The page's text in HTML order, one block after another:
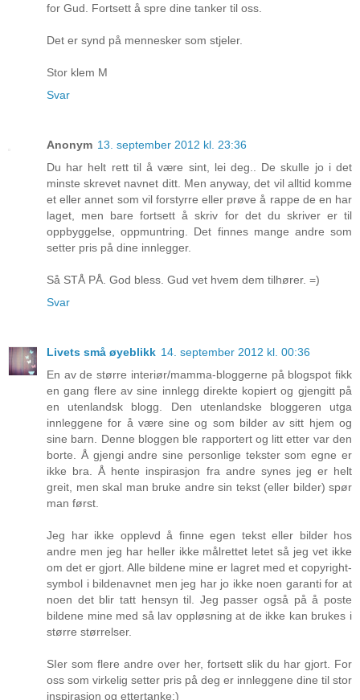
for Gud. Fortsett å spre dine tanker til oss.
Det er synd på mennesker som stjeler.
Stor klem M
Svar
Anonym 13. september 2012 kl. 23:36
Du har helt rett til å være sint, lei deg.. De skulle jo i det
minste skrevet navnet ditt. Men anyway, det vil alltid komme
et eller annet som vil forstyrre eller prøve å rappe de en har
laget, men bare fortsett å skriv for det du skriver er til
oppbyggelse, oppmuntring. Det finnes mange andre som
setter pris på dine innlegger.
Så STÅ PÅ. God bless. Gud vet hvem dem tilhører. =)
Svar
Livets små øyeblikk 14. september 2012 kl. 00:36
En av de større interiør/mamma-bloggerne på blogspot fikk
en gang flere av sine innlegg direkte kopiert og gjengitt på
en utenlandsk blogg. Den utenlandske bloggeren utga
innleggene for å være sine og som bilder av sitt hjem og
sine barn. Denne bloggen ble rapportert og litt etter var den
borte. Å gjengi andre sine personlige tekster som egne er
ikke bra. Å hente inspirasjon fra andre synes jeg er helt
greit, men skal man bruke andre sin tekst (eller bilder) spør
man først.
Jeg har ikke opplevd å finne egen tekst eller bilder hos
andre men jeg har heller ikke målrettet letet så jeg vet ikke
om det er gjort. Alle bildene mine er lagret med et copyright-
symbol i bildenavnet men jeg har jo ikke noen garanti for at
noen det blir tatt hensyn til. Jeg passer også på å poste
bildene mine med så lav oppløsning at de ikke kan brukes i
større størrelser.
SIer som flere andre over her, fortsett slik du har gjort. For
oss som virkelig setter pris på deg er innleggene dine til stor
inspirasjon og ettertanke:)